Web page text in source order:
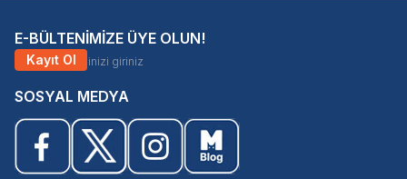
E-BÜLTENİMİZE ÜYE OLUN!
Kayıt Ol
SOSYAL MEDYA